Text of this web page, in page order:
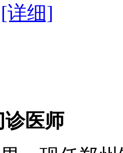
[详细]
诊医师